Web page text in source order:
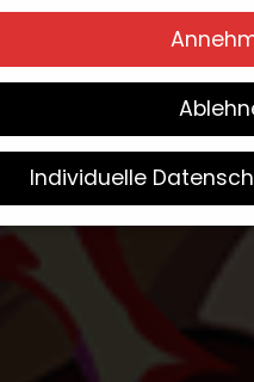
Posted
Individuelle
Wir
unter 16 Jahre alt sind und
möchten, müssen Sie